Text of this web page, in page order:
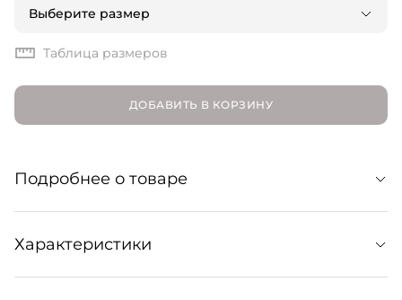
Выберите размер
Таблица размеров
ДОБАВИТЬ В КОРЗИНУ
Подробнее о товаре
Свободные шорты из шелкового твила с
выразительным каллиграфическим принтом.
Дополнены по бокам пуговицами — их можно
Характеристики